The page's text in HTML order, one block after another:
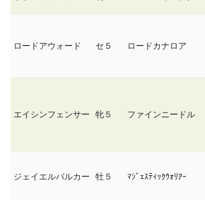
ロードアウォード セ５ ロードカナロア
エイシンフェンサー 牝５ ファインニードル
ジェイエルバルカー 牡５ ﾏｼﾞｪｽﾃｨｯｸｳｫﾘｱｰ